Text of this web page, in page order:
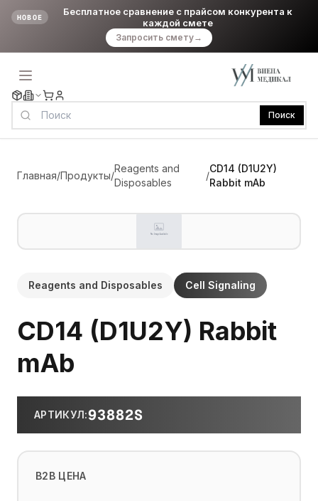
НОВОЕ
Бесплатное сравнение с прайсом конкурента к
каждой смете
Запросить смету→
Поиск
Главная/Продукты/
Reagents and
Disposables
/
CD14 (D1U2Y)
Rabbit mAb
Reagents and Disposables Cell Signaling
CD14 (D1U2Y) Rabbit
mAb
АРТИКУЛ:93882S
B2B ЦЕНА